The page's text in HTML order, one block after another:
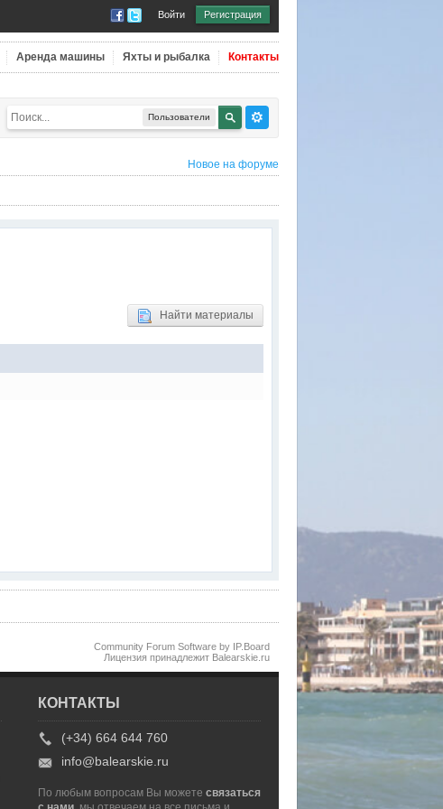
Войти Регистрация
Аренда машины Яхты и рыбалка Контакты
Пользователи
Новое на форуме
Найти материалы
Community Forum Software by IP.Board
Лицензия принадлежит Balearskie.ru
КОНТАКТЫ
(+34) 664 644 760
info@balearskie.ru
По любым вопросам Вы можете связаться